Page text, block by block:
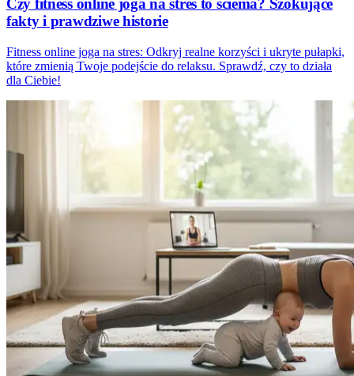
Czy fitness online joga na stres to ściema? Szokujące
fakty i prawdziwe historie
Fitness online joga na stres: Odkryj realne korzyści i ukryte pułapki,
które zmienią Twoje podejście do relaksu. Sprawdź, czy to działa
dla Ciebie!